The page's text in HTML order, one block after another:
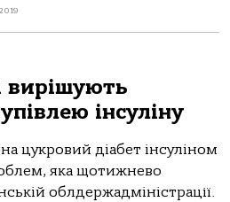
вирішують
інсуліну
цукровий діабет інсуліном
яка щотижнево
облдержадміністрації.